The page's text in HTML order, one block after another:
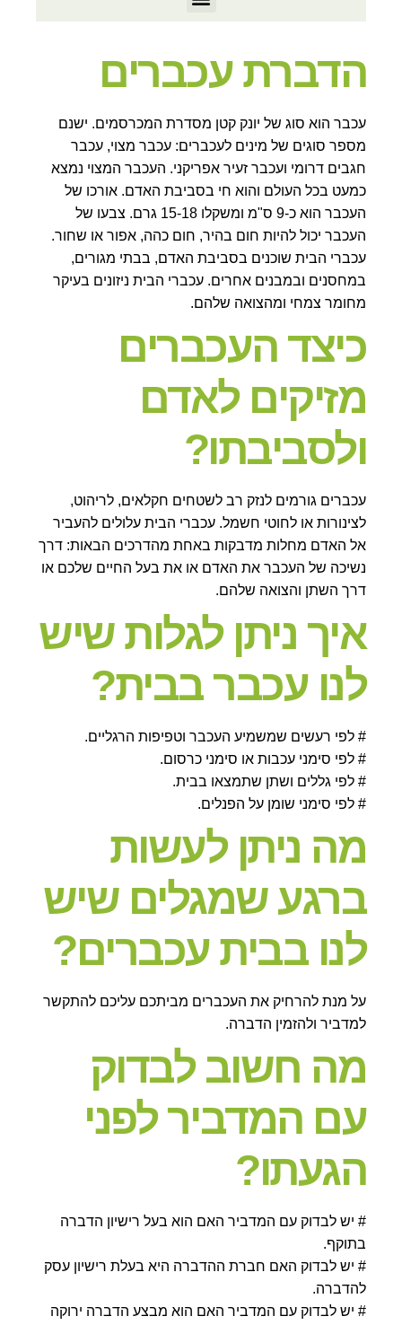
הדברת עכברים
עכבר הוא סוג של יונק קטן מסדרת המכרסמים. ישנם
מספר סוגים של מינים לעכברים: עכבר מצוי, עכבר
חגבים דרומי ועכבר זעיר אפריקני. העכבר המצוי נמצא
כמעט בכל העולם והוא חי בסביבת האדם. אורכו של
העכבר הוא כ-9 ס"מ ומשקלו 15-18 גרם. צבעו של
העכבר יכול להיות חום בהיר, חום כהה, אפור או שחור.
עכברי הבית שוכנים בסביבת האדם, בבתי מגורים,
במחסנים ובמבנים אחרים. עכברי הבית ניזונים בעיקר
מחומר צמחי ומהצואה שלהם.
כיצד העכברים
מזיקים לאדם
ולסביבתו?
עכברים גורמים לנזק רב לשטחים חקלאים, לריהוט,
לצינורות או לחוטי חשמל. עכברי הבית עלולים להעביר
אל האדם מחלות מדבקות באחת מהדרכים הבאות: דרך
נשיכה של העכבר את האדם או את בעל החיים שלכם או
דרך השתן והצואה שלהם.
איך ניתן לגלות שיש
לנו עכבר בבית?
# לפי רעשים שמשמיע העכבר וטפיפות הרגליים.
# לפי סימני עכבות או סימני כרסום.
# לפי גללים ושתן שתמצאו בבית.
# לפי סימני שומן על הפנלים.
מה ניתן לעשות
ברגע שמגלים שיש
לנו בבית עכברים?
על מנת להרחיק את העכברים מביתכם עליכם להתקשר
למדביר ולהזמין הדברה.
מה חשוב לבדוק
עם המדביר לפני
הגעתו?
# יש לבדוק עם המדביר האם הוא בעל רישיון הדברה
בתוקף.
# יש לבדוק האם חברת ההדברה היא בעלת רישיון עסק
להדברה.
# יש לבדוק עם המדביר האם הוא מבצע הדברה ירוקה